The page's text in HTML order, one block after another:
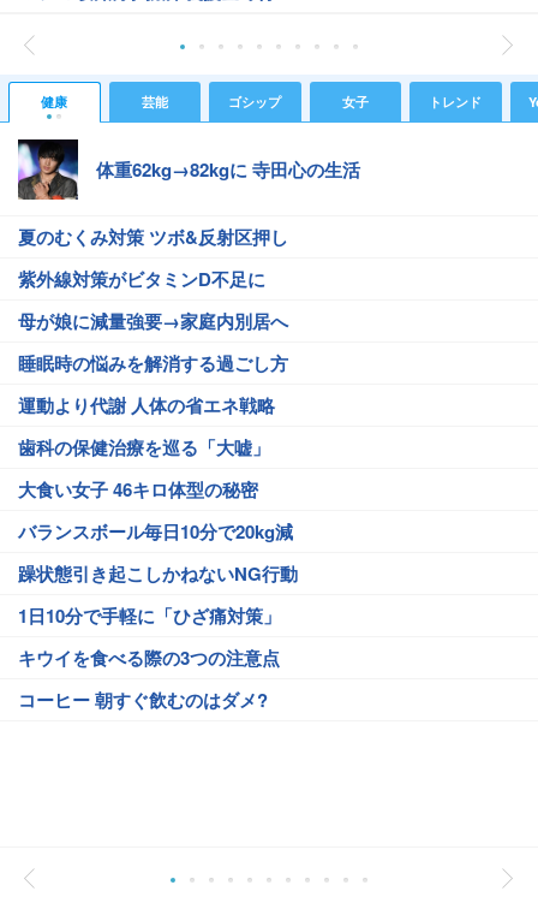
健康 芸能 ゴシップ 女子 トレンド
体重62kg→82kgに 寺田心の生活
夏のむくみ対策 ツボ&反射区押し
紫外線対策がビタミンD不足に
母が娘に減量強要→家庭内別居へ
睡眠時の悩みを解消する過ごし方
運動より代謝 人体の省エネ戦略
歯科の保健治療を巡る「大嘘」
大食い女子 46キロ体型の秘密
バランスボール毎日10分で20kg減
躁状態引き起こしかねないNG行動
1日10分で手軽に「ひざ痛対策」
キウイを食べる際の3つの注意点
コーヒー 朝すぐ飲むのはダメ?